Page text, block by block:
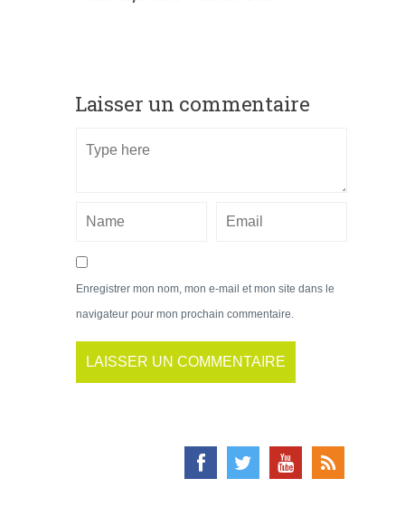
Laisser un commentaire
Enregistrer mon nom, mon e-mail et mon site dans le
navigateur pour mon prochain commentaire.